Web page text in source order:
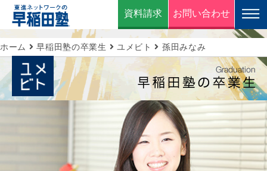
資料請求 お問い合わせ
ホーム 早稲田塾の卒業生 ユメビト 孫田みなみ